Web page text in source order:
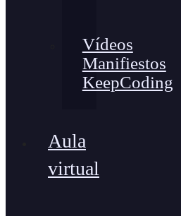
Vídeos
Manifiestos
KeepCoding
Aula
virtual